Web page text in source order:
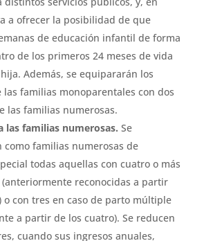
a ofrecer la posibilidad de que
de educación infantil de forma
de los primeros 24 meses de vida
Además, se equipararán los
las familias monoparentales con dos
las familias numerosas.
las familias numerosas. Se
como familias numerosas de
todas aquellas con cuatro o más
reconocidas a partir
o con tres en caso de parto múltiple
a partir de los cuatro). Se reducen
cuando sus ingresos anuales,